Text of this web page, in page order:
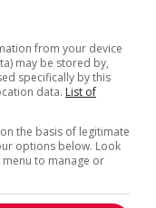
et transport
/ Offres de services
/ Manutention
/ Sciences
humaines
from your device
may be stored by,
specifically by this
data. List of
the basis of legitimate
options below. Look
to manage or